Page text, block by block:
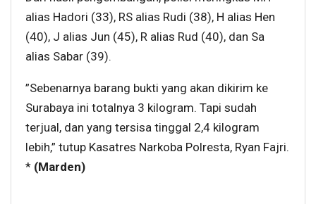
alias Hadori (33), RS alias Rudi (38), H alias Hen
(40), J alias Jun (45), R alias Rud (40), dan Sa
alias Sabar (39).
”Sebenarnya barang bukti yang akan dikirim ke
Surabaya ini totalnya 3 kilogram. Tapi sudah
terjual, dan yang tersisa tinggal 2,4 kilogram
lebih,” tutup Kasatres Narkoba Polresta, Ryan Fajri.
* (Marden)